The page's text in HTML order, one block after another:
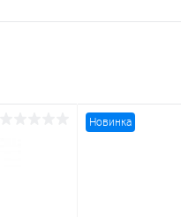
Новинка